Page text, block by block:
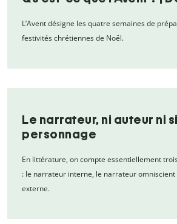
L’Avent désigne les quatre semaines de
festivités chrétiennes de Noël.
Le narrateur, ni auteur ni
personnage
En littérature, on compte essentiellement
: le narrateur interne, le narrateur
externe.